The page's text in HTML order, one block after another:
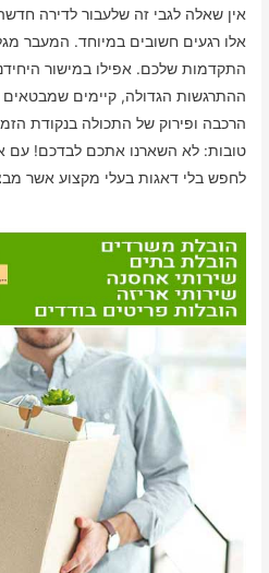
אין שאלה לגבי זה שלעבור לדירה
אלו רגעים חשובים במיוחד. המעבר
התקדמות שלכם. אפילו במישור
ההתרגשות הגדולה, קיימים
הרכבה ופירוק של התכולה בנקודת
טובות: לא השארנו אתכם לבדכם! עם
לחפש בלי דאגות בעלי מקצוע אשר